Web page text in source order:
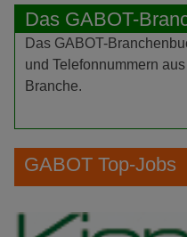
Das GABOT-
Das GABOT-
und Telefonnummern
Branche.
GABOT Top-Jobs